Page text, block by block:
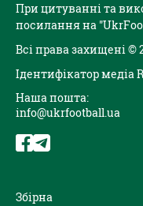
При цитуванні та
посилання на
Всі права захищені ©
Ідентифікатор медіа
Наша пошта:
info@ukrfootball.ua
Збірна